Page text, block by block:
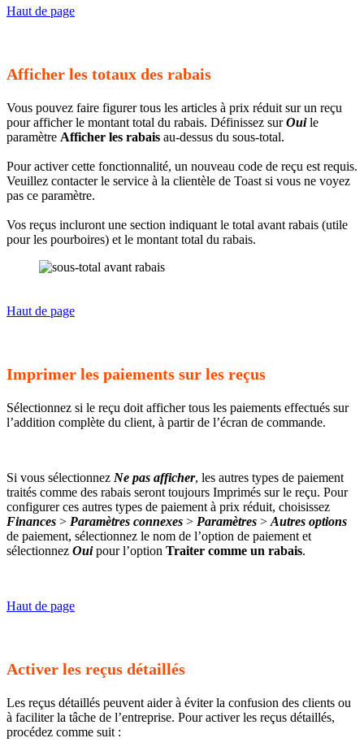
Haut de page
Afficher les totaux des rabais
Vous pouvez faire figurer tous les articles à prix réduit sur un reçu
pour afficher le montant total du rabais. Définissez surOuile
paramètre Afficher les rabais au-dessus du sous-total.
Pour activer cette fonctionnalité, un nouveau code de reçu est requis.
Veuillez contacter le service à la clientèle de Toast si vous ne voyez
pas ce paramètre.
Vos reçus incluront une section indiquant le total avant rabais (utile
pour les pourboires) et le montant total du rabais.
Haut de page
Imprimer les paiements sur les reçus
Sélectionnez si le reçu doit afficher tous les paiements effectués sur
l’addition complète du client, à partir de l’écran de commande.
Si vous sélectionnez Ne pas afficher, les autres types de paiement
traités comme des rabais seront toujours Imprimés sur le reçu. Pour
configurer ces autres types de paiement à prix réduit, choisissez
Finances > Paramètres connexes > Paramètres > Autres options
de paiement, sélectionnez le nom de l’option de paiement et
sélectionnez Ouipour l’option Traiter comme un rabais.
Haut de page
Activer les reçus détaillés
Les reçus détaillés peuvent aider à éviter la confusion des clients ou
à faciliter la tâche de l’entreprise. Pour activer les reçus détaillés,
procédez comme suit :